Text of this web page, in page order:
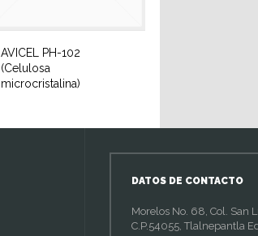
AVICEL PH-102
(Celulosa
microcristalina)
DATOS DE CONTACTO
Morelos No. 68, Col. San
C.P.54055, Tlalnepantla